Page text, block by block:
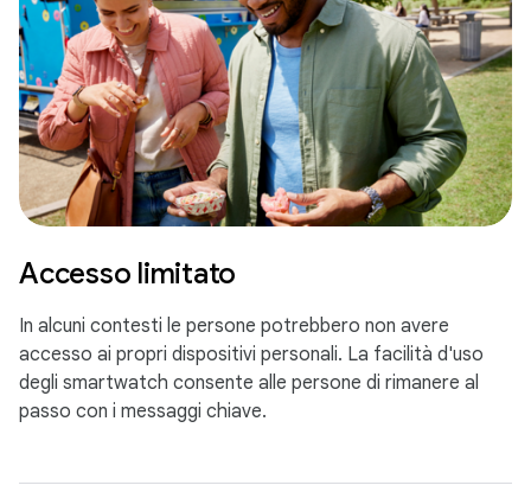
Accesso limitato
In alcuni contesti le persone potrebbero non avere
accesso ai propri dispositivi personali. La facilità d'uso
degli smartwatch consente alle persone di rimanere al
passo con i messaggi chiave.